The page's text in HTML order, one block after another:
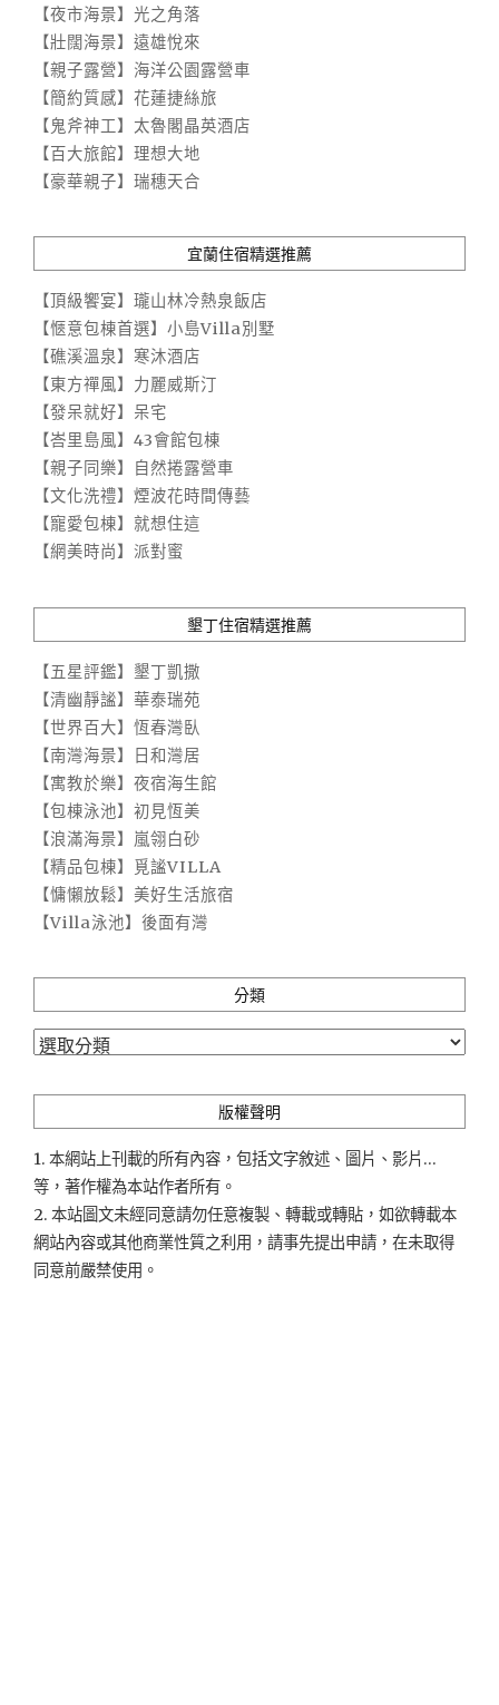
【夜市海景】光之角落
【壯闊海景】遠雄悅來
【親子露營】海洋公園露營車
【簡約質感】花蓮捷絲旅
【鬼斧神工】太魯閣晶英酒店
【百大旅館】理想大地
【豪華親子】瑞穗天合
宜蘭住宿精選推薦
【頂級饗宴】瓏山林冷熱泉飯店
【愜意包棟首選】小島Villa別墅
【礁溪溫泉】寒沐酒店
【東方禪風】力麗威斯汀
【發呆就好】呆宅
【峇里島風】43會館包棟
【親子同樂】自然捲露營車
【文化洗禮】煙波花時間傳藝
【寵愛包棟】就想住這
【網美時尚】派對蜜
墾丁住宿精選推薦
【五星評鑑】墾丁凱撒
【清幽靜謐】華泰瑞苑
【世界百大】恆春灣臥
【南灣海景】日和灣居
【寓教於樂】夜宿海生館
【包棟泳池】初見恆美
【浪滿海景】嵐翎白砂
【精品包棟】覓謐VILLA
【慵懶放鬆】美好生活旅宿
【Villa泳池】後面有灣
分類
分
版權聲明
1. 本網站上刊載的所有內容，包括文字敘述、圖片、影片...
等，著作權為本站作者所有。
2. 本站圖文未經同意請勿任意複製、轉載或轉貼，如欲轉載本
網站內容或其他商業性質之利用，請事先提出申請，在未取得
同意前嚴禁使用。